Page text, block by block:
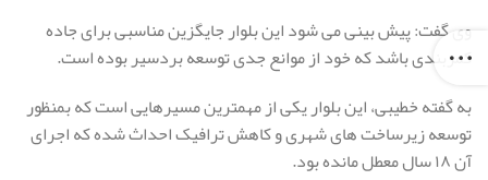
وی گفت: پیش بینی می شود این بلوار جایگزین مناسبی برای جاده
کمربندی باشد که خود از موانع جدی توسعه بردسیر بوده است.
به گفته خطیبی، این بلوار یکی از مهمترین مسیرهایی است که بمنظور
توسعه زیرساخت های شهری و کاهش ترافیک احداث شده که اجرای
آن ۱۸ سال معطل مانده بود.